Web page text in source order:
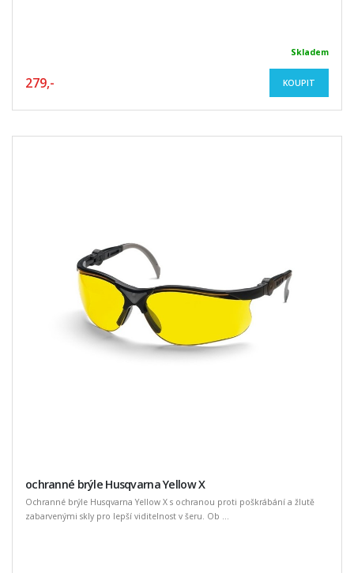
Skladem
279,- KOUPIT
ochranné brýle Husqvarna Yellow X
Ochranné brýle Husqvarna Yellow X s ochranou proti poškrábání a žlutě
zabarvenými skly pro lepší viditelnost v šeru. Ob ...